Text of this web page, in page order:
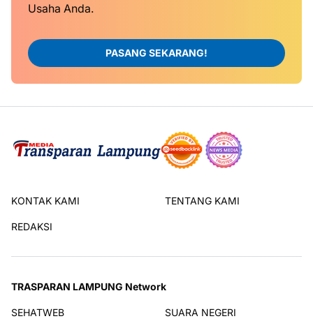
Usaha Anda.
PASANG SEKARANG!
KONTAK KAMI TENTANG KAMI
REDAKSI
TRASPARAN LAMPUNG Network
SEHATWEB SUARA NEGERI